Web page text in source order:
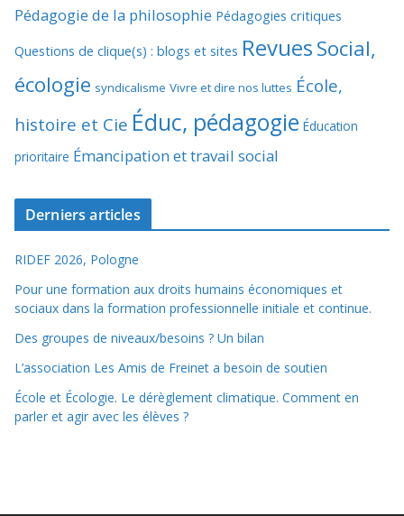
Pédagogie de la philosophie Pédagogies critiques
Questions de clique(s) : blogs et sites RevuesSocial,
écologie syndicalisme Vivre et dire nos luttes École,
histoire et Cie Éduc, pédagogie Éducation
prioritaire Émancipation et travail social
Derniers articles
RIDEF 2026, Pologne
Pour une formation aux droits humains économiques et
sociaux dans la formation professionnelle initiale et continue.
Des groupes de niveaux/besoins ? Un bilan
L’association Les Amis de Freinet a besoin de soutien
École et Écologie. Le dérèglement climatique. Comment en
parler et agir avec les élèves ?